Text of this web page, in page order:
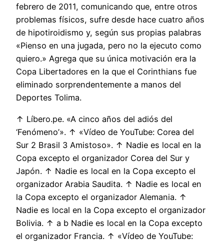
febrero de 2011, comunicando que, entre otros
problemas físicos, sufre desde hace cuatro años
de hipotiroidismo y, según sus propias palabras
«Pienso en una jugada, pero no la ejecuto como
quiero.» Agrega que su única motivación era la
Copa Libertadores en la que el Corinthians fue
eliminado sorprendentemente a manos del
Deportes Tolima.
↑ Líbero.pe. «A cinco años del adiós del
‘Fenómeno’». ↑ «Vídeo de YouTube: Corea del
Sur 2 Brasil 3 Amistoso». ↑ Nadie es local en la
Copa excepto el organizador Corea del Sur y
Japón. ↑ Nadie es local en la Copa excepto el
organizador Arabia Saudita. ↑ Nadie es local en
la Copa excepto el organizador Alemania. ↑
Nadie es local en la Copa excepto el organizador
Bolivia. ↑ a b Nadie es local en la Copa excepto
el organizador Francia. ↑ «Vídeo de YouTube: